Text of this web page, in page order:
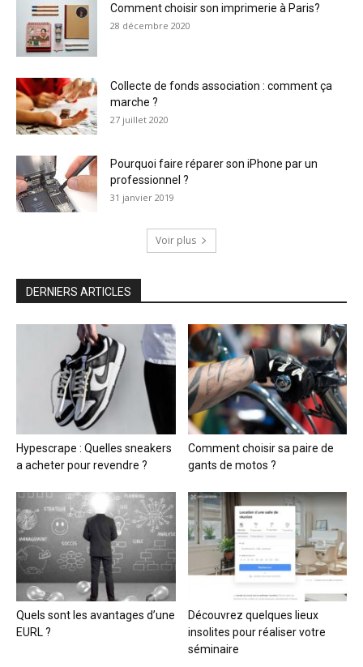
Comment choisir son imprimerie à Paris?
28 décembre 2020
Collecte de fonds association : comment ça
marche ?
27 juillet 2020
Pourquoi faire réparer son iPhone par un
professionnel ?
31 janvier 2019
Voir plus
DERNIERS ARTICLES
Hypescrape : Quelles sneakers
a acheter pour revendre ?
Comment choisir sa paire de
gants de motos ?
Quels sont les avantages d’une
EURL ?
Découvrez quelques lieux
insolites pour réaliser votre
séminaire